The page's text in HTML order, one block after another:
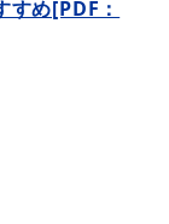
め[PDF：